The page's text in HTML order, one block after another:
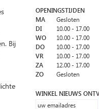
Bij
OPENINGSTIJDEN
MA
Gesloten
DI
10.00 - 17.00
WO
10.00 - 17.00
DO
10.00 - 17.00
VR
10.00 - 17.00
ZA
12.00 - 17.00
ZO
Gesloten
WINKEL NIEUWS